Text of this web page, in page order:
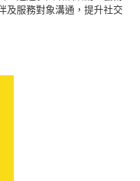
及服務對象溝通，提升社交